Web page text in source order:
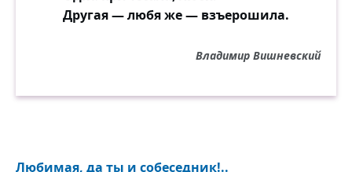
Другая — любя же — взъерошила.
Владимир Вишневский
Любимая, да ты и собеседник!..